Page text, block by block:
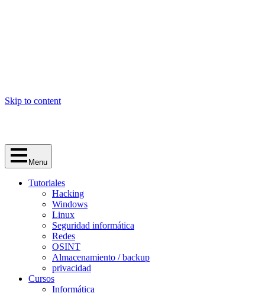
Skip to content
Menu
Tutoriales
Hacking
Windows
Linux
Seguridad informática
Redes
OSINT
Almacenamiento / backup
privacidad
Cursos
Informática